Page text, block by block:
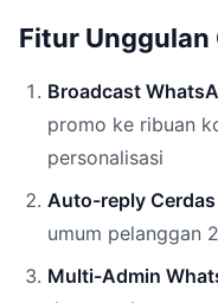
Fitur Unggulan
Broadcast
promo ke ribuan
personalisasi
Auto-reply Cerdas
umum pelanggan
Multi-Admin